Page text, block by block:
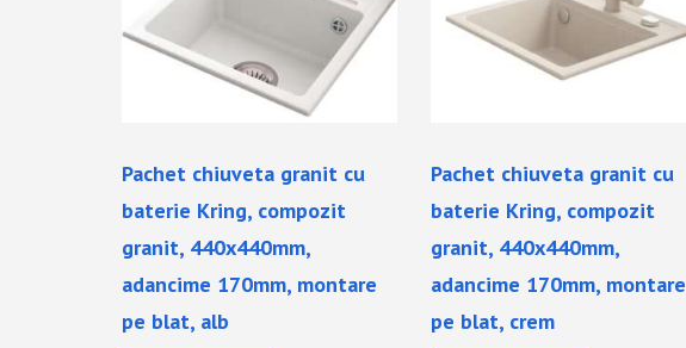
Pachet chiuveta granit cu
baterie Kring, compozit
granit, 440x440mm,
adancime 170mm, montare
pe blat, alb
Pachet chiuveta granit cu
baterie Kring, compozit
granit, 440x440mm,
adancime 170mm, montare
pe blat, crem